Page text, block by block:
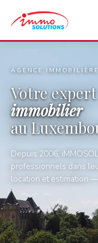
AGENCE
Votre expert
immobilier
au
Depuis 2006,
professionnels dans
location et estimation